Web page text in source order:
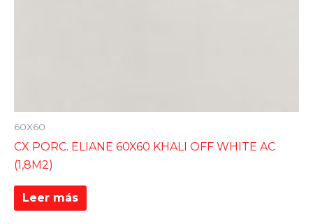
60X60
CX PORC. ELIANE 60X60 KHALI OFF WHITE AC
(1,8M2)
Leer más